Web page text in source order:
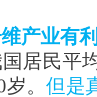
产业有
居民平
岁。但是